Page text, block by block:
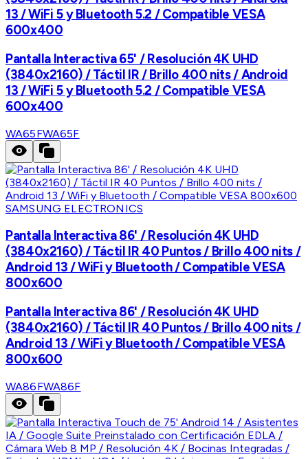
13 / WiFi 5 y Bluetooth 5.2 / Compatible VESA
600x400
Pantalla Interactiva 65' / Resolución 4K UHD
(3840x2160) / Táctil IR / Brillo 400 nits / Android
13 / WiFi 5 y Bluetooth 5.2 / Compatible VESA
600x400
WA65FWA65F
SAMSUNG ELECTRONICS
Pantalla Interactiva 86' / Resolución 4K UHD
(3840x2160) / Táctil IR 40 Puntos / Brillo 400 nits /
Android 13 / WiFi y Bluetooth / Compatible VESA
800x600
Pantalla Interactiva 86' / Resolución 4K UHD
(3840x2160) / Táctil IR 40 Puntos / Brillo 400 nits /
Android 13 / WiFi y Bluetooth / Compatible VESA
800x600
WA86FWA86F